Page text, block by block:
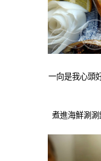
一向是我心頭
煮進海鮮涮